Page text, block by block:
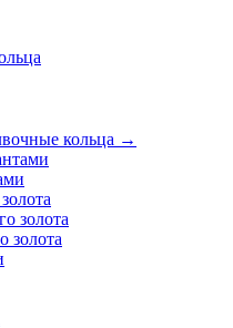
кольца →
золота
золота